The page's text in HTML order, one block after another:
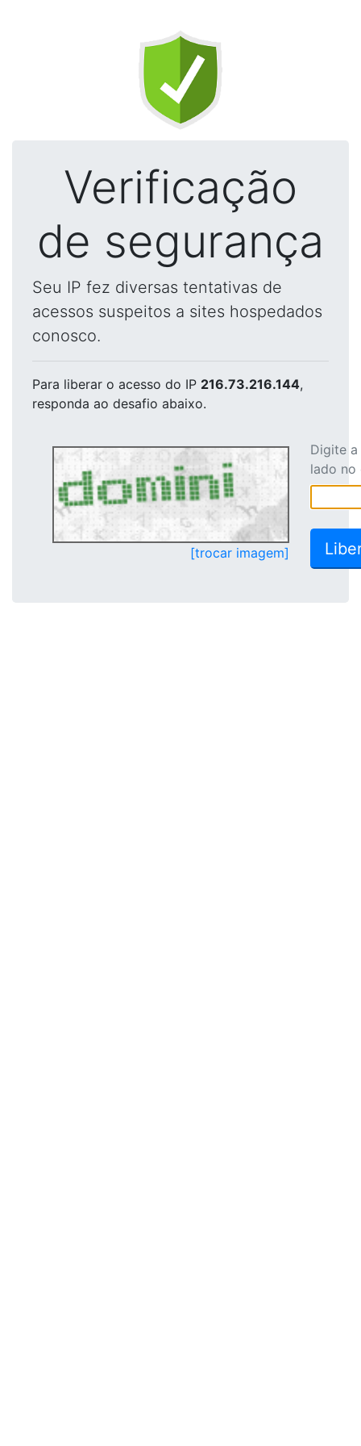
Verificação
de segurança
Seu IP fez diversas tentativas de
acessos suspeitos a sites hospedados
conosco.
Para liberar o acesso do IP 216.73.216.144,
responda ao desafio abaixo.
[trocar imagem]
Digite
lado no